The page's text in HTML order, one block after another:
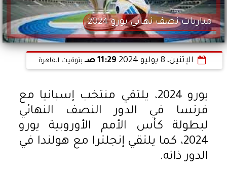
مباريات نصف نهائي يورو 2024
الإثنين، 8 يوليو 2024 11:29 صـ بتوقيت القاهرة
يورو 2024، يلتقي منتخب إسبانيا مع
فرنسا في الدور النصف النهائي
لبطولة كأس الأمم الأوروبية يورو
2024، كما يلتقي إنجلترا مع هولندا في
الدور ذاته.